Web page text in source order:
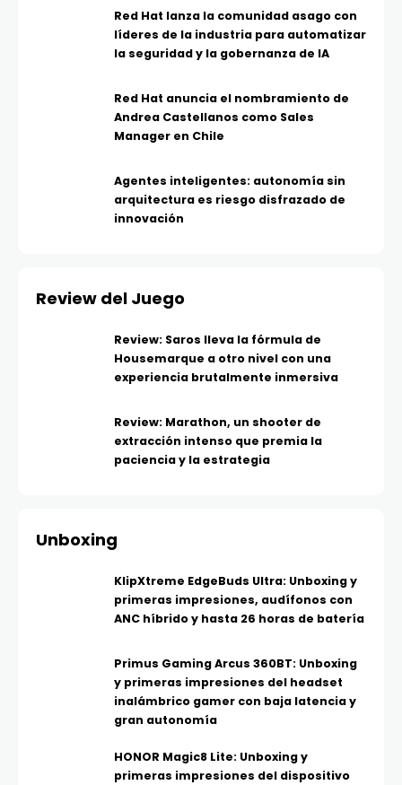
Red Hat lanza la comunidad asago con
líderes de la industria para automatizar
la seguridad y la gobernanza de IA
Red Hat anuncia el nombramiento de
Andrea Castellanos como Sales
Manager en Chile
Agentes inteligentes: autonomía sin
arquitectura es riesgo disfrazado de
innovación
Review del Juego
Review: Saros lleva la fórmula de
Housemarque a otro nivel con una
experiencia brutalmente inmersiva
Review: Marathon, un shooter de
extracción intenso que premia la
paciencia y la estrategia
Unboxing
KlipXtreme EdgeBuds Ultra: Unboxing y
primeras impresiones, audífonos con
ANC híbrido y hasta 26 horas de batería
Primus Gaming Arcus 360BT: Unboxing
y primeras impresiones del headset
inalámbrico gamer con baja latencia y
gran autonomía
HONOR Magic8 Lite: Unboxing y
primeras impresiones del dispositivo